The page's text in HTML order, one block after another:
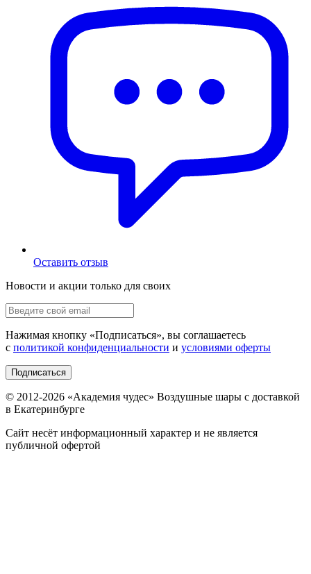
Оставить отзыв
Новости и акции только для своих
Нажимая кнопку «Подписаться», вы соглашаетесь
с политикой конфиденциальности и условиями оферты
Подписаться
© 2012-2026 «Академия чудес» Воздушные шары с доставкой
в Екатеринбурге
Сайт несёт информационный характер и не является
публичной офертой